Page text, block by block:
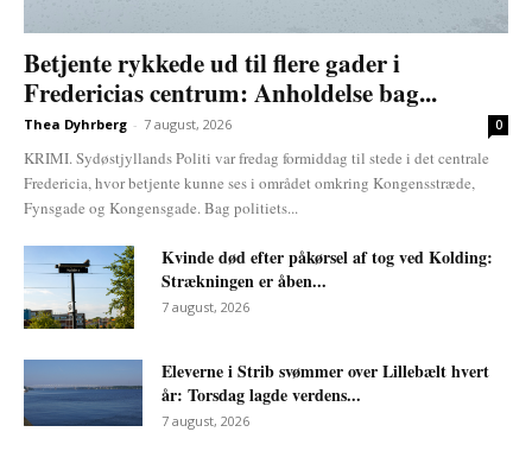
Betjente rykkede ud til flere gader i
Fredericias centrum: Anholdelse bag...
Thea Dyhrberg - 7 august, 2026 0
KRIMI. Sydøstjyllands Politi var fredag formiddag til stede i det centrale
Fredericia, hvor betjente kunne ses i området omkring Kongensstræde,
Fynsgade og Kongensgade. Bag politiets...
Kvinde død efter påkørsel af tog ved Kolding:
Strækningen er åben...
7 august, 2026
Eleverne i Strib svømmer over Lillebælt hvert
år: Torsdag lagde verdens...
7 august, 2026